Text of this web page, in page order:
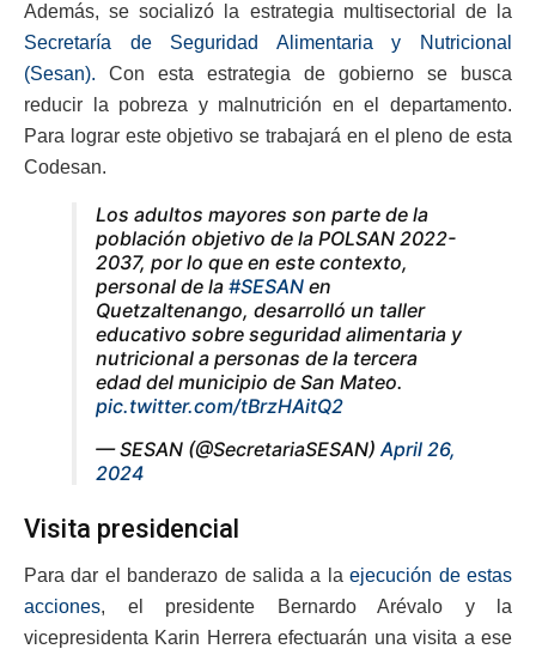
Además, se socializó la estrategia multisectorial de la
Secretaría de Seguridad Alimentaria y Nutricional
(Sesan). Con esta estrategia de gobierno se busca
reducir la pobreza y malnutrición en el departamento.
Para lograr este objetivo se trabajará en el pleno de esta
Codesan.
Los adultos mayores son parte de la
población objetivo de la POLSAN 2022-
2037, por lo que en este contexto,
personal de la #SESAN en
Quetzaltenango, desarrolló un taller
educativo sobre seguridad alimentaria y
nutricional a personas de la tercera
edad del municipio de San Mateo.
pic.twitter.com/tBrzHAitQ2
— SESAN (@SecretariaSESAN)April 26,
2024
Visita presidencial
Para dar el banderazo de salida a laejecución de estas
acciones, el presidente Bernardo Arévalo y la
vicepresidenta Karin Herrera efectuarán una visita a ese